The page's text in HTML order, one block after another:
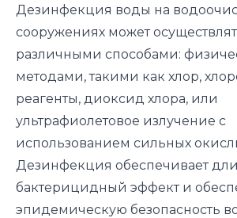
Дезинфекция воды на
сооружениях может
различными способами:
методами, такими как хлор,
реагенты, диоксид хлора, или
ультрафиолетовое излучение с
использованием сильных
Дезинфекция обеспечивает
бактерицидный эффект и
эпидемическую безопасность